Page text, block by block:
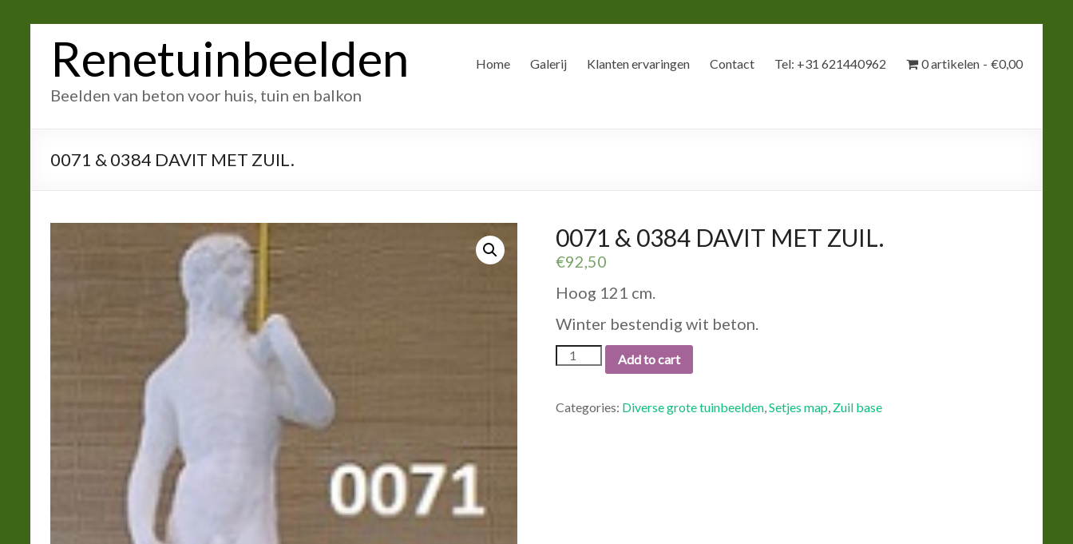
inhoudRenetuinbeelden
Beelden van beton voor huis, tuin en balkon
Home Galerij Klanten ervaringen Contact Tel: +31 621440962 0 artikelen €0,00
0071 & 0384 DAVIT MET ZUIL.
0071 & 0384 DAVIT MET ZUIL.
€92,50
Hoog 121 cm.
Winter bestendig wit beton.
0071
&
MET
Add to cart
Categories: Diverse grote tuinbeelden ,Setjes map Zuil base